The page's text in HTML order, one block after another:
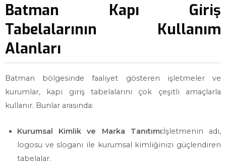
Batman Kapı Giriş
Tabelalarının Kullanım
Alanları
Batman bölgesinde faaliyet gösteren işletmeler ve
kurumlar, kapı giriş tabelalarını çok çeşitli amaçlarla
kullanır. Bunlar arasında:
Kurumsal Kimlik ve Marka Tanıtımı:İşletmenin adı,
logosu ve sloganı ile kurumsal kimliğinizi güçlendiren
tabelalar.